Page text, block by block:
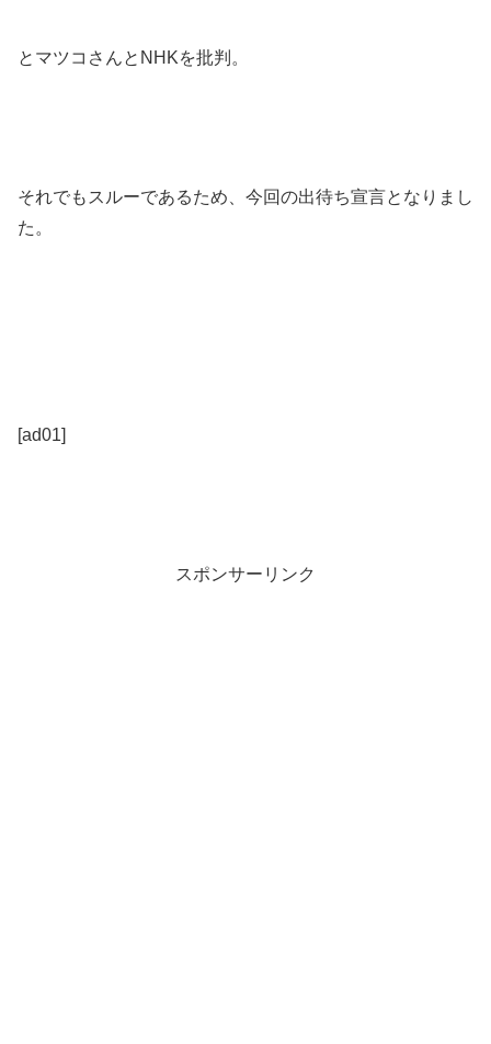
とマツコさんとNHKを批判。
それでもスルーであるため、今回の出待ち宣言となりまし
た。
[ad01]
スポンサーリンク